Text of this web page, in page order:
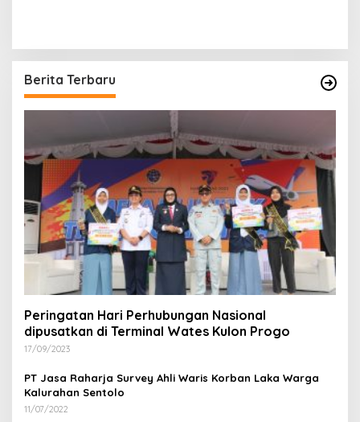
Berita Terbaru
Peringatan Hari Perhubungan Nasional
dipusatkan di Terminal Wates Kulon Progo
17/09/2023
PT Jasa Raharja Survey Ahli Waris Korban Laka Warga
Kalurahan Sentolo
11/07/2022